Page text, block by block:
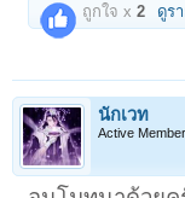
ถูกใจ x2 ดูร
นักเวท
Active Member